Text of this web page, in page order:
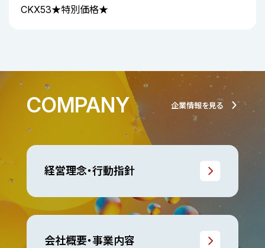
CKX53★特別価格★
COMPANY 企業情報を見る
経営理念・行動指針
会社概要・事業内容